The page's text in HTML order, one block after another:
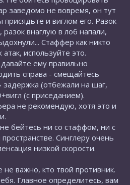
заведомо не вовремя, он тут
присядьте и виглом его. Разок
внаглую в лоб напали,
Стаффер как никто
используйте это.
ему правильно
справа - смещайтесь
(отбежали на шаг,
(с приседанием).
не рекомендую, хотя это и
бейтесь ни со стаффом, ни с
Синглеру очень
низкой скорости.
не важно, кто твой противник.
Главное определитесь, вам